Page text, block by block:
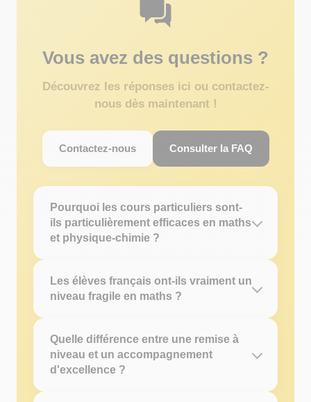
Vous avez des questions ?
Découvrez les réponses ici ou contactez-
nous dès maintenant !
Contactez-nous Consulter la FAQ
Pourquoi les cours particuliers sont-
ils particulièrement efficaces en maths
et physique-chimie ?
Les élèves français ont-ils vraiment un
niveau fragile en maths ?
Quelle différence entre une remise à
niveau et un accompagnement
d'excellence ?